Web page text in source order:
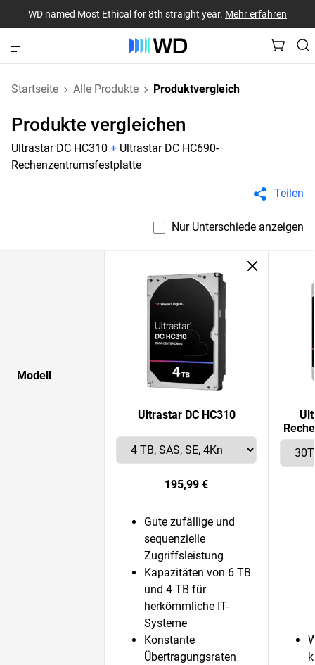
WD named Most Ethical for 8th straight year. Mehr erfahren
Startseite Alle Produkte Produktvergleich
Produkte vergleichen
Ultrastar DC HC310 + Ultrastar DC HC690-
Rechenzentrumsfestplatte
Teilen
Nur Unterschiede anzeigen
Modell
Ultrastar DC HC310
195,99 €
Gute zufällige und
sequenzielle
Zugriffsleistung
Kapazitäten von 6 TB
und 4 TB für
herkömmliche IT-
Systeme
Konstante
Übertragungsraten